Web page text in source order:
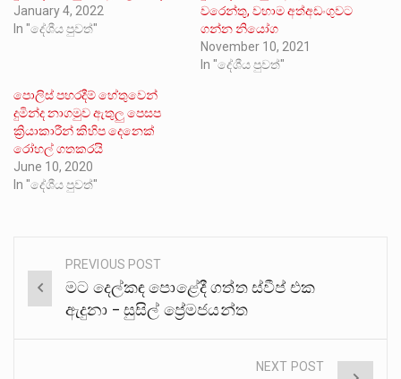
January 4, 2022
In "දේශීය පුවත්"
වරෙන්තු, වහාම අත්අඩංගුවට
ගන්න නියෝග
November 10, 2021
In "දේශීය පුවත්"
පොලිස් පහරදීම් හේතුවෙන්
දුමින්ද නාගමුව ඇතුලු පෙසප
ක්‍රියාකාරීන් කිහිප දෙනෙක්
රෝහල් ගතකරයි
June 10, 2020
In "දේශීය පුවත්"
Post
navigation
PREVIOUS POST
මට දෙල්කඳ පොළේදී ගත්ත ස්වීප් එක
ඇදුනා – සුසිල් ප්‍රේමජයන්ත
NEXT POST